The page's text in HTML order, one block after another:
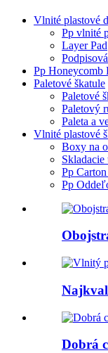
Vlnité plastové
Pp vlnité
Layer Pad
Pp Honeycomb
Paletové škatule
Paletové
Paletový
Paleta a
Vlnité plastové
Boxy na
Pp
Pp
Dobrá